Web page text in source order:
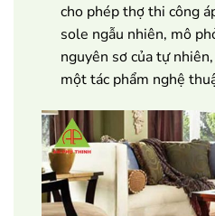
cho phép thợ thi công
sole ngẫu nhiên, mô
nguyên sơ của tự
một tác phẩm nghệ